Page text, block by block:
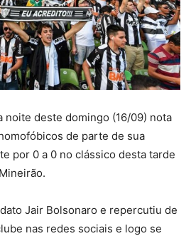
noite deste domingo (16/09) nota
de parte de sua
por 0 a 0 no clássico desta tarde
Jair Bolsonaro e repercutiu de
nas redes sociais e logo se